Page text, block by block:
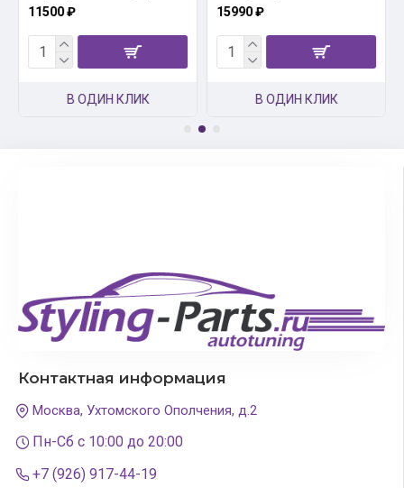
11500 ₽
В ОДИН КЛИК
15990 ₽
В ОДИН КЛИК
Контактная информация
Москва, Ухтомского Ополчения, д.2
Пн-Сб с 10:00 до 20:00
+7 (926) 917-44-19